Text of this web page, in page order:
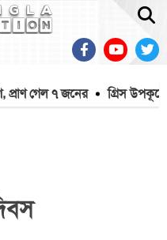
গেল ৭ জনের গ্রিস উপকূলে দুই